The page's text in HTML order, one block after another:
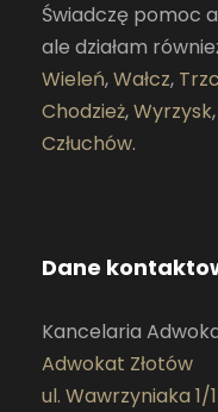
Świadczę pomoc
ale działam
Wieleń,Wałcz,
Chodzież,Wyrzysk,
Człuchów.
Dane
Kancelaria
Adwokat Złotów
ul. Wawrzyniaka 1/1